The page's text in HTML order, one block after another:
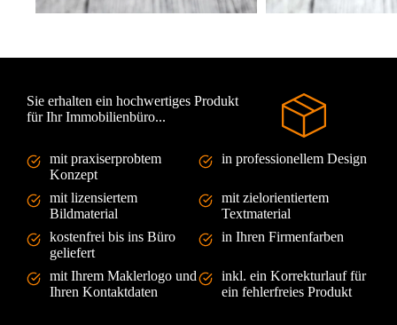
Sie erhalten ein hochwertiges Produkt
für Ihr Immobilienbüro...
mit praxiserprobtem
Konzept
in professionellem Design
mit lizensiertem
Bildmaterial
mit zielorientiertem
Textmaterial
kostenfrei bis ins Büro
geliefert
in Ihren Firmenfarben
mit Ihrem Maklerlogo und
Ihren Kontaktdaten
inkl. ein Korrekturlauf für
ein fehlerfreies Produkt